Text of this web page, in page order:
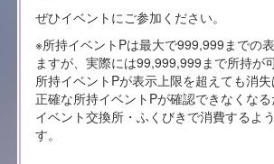
ぜひイベントにご参加ください。
※所持イベントPは最大で999,999までの
ますが、実際には99,999,999まで所持が
所持イベントPが表示上限を超えても消失
正確な所持イベントPが確認できなくな
イベント交換所・ふくびきで消費するよ
す。